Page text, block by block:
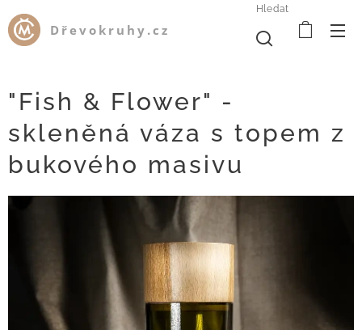
Dřevokruhy.cz
Hledat
"Fish & Flower" -
skleněná váza s topem z
bukového masivu